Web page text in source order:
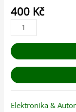
400 Kč
Elektronika &